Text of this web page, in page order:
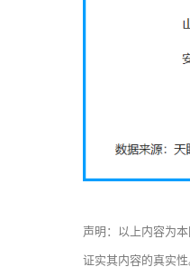
声明：以上内容为
证实其内容的真实性